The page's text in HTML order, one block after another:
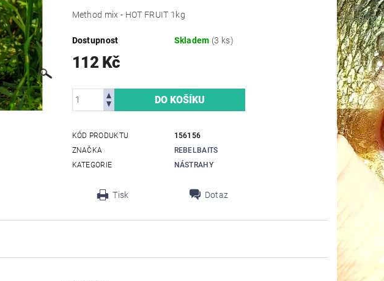
Method mix - HOT FRUIT 1kg
Dostupnost Skladem (3 ks)
112 Kč
KÓD PRODUKTU
156156
ZNAČKA
REBELBAITS
KATEGORIE
NÁSTRAHY
Tisk Dotaz